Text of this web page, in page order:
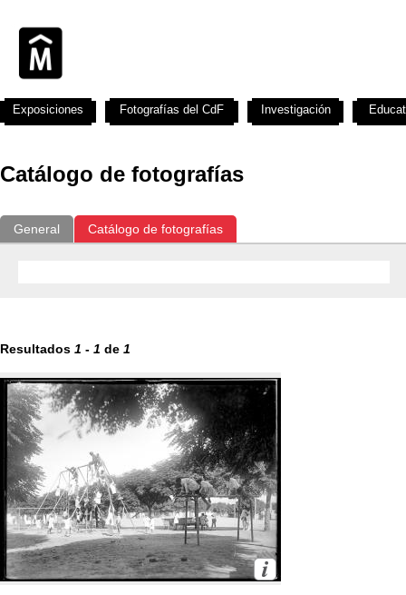
Catálogo de fotografías
General Catálogo de fotografías
Resultados 1 - 1 de 1
Exposiciones Fotografías del CdF Investigación